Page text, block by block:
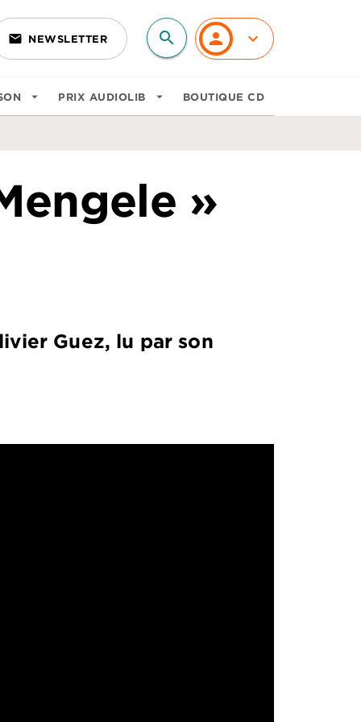
email NEWSLETTER search personn keyboard_arrow_down
arrow_drop_down PRIX AUDIOLIB arrow_drop_down BOUTIQUE CD
»
Guez, lu par son